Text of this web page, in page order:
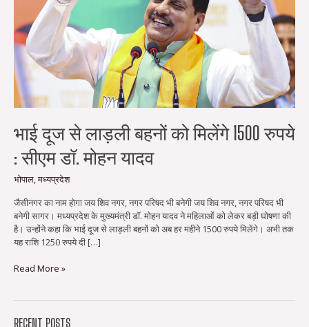
भाई दूज से लाड़ली बहनों को मिलेंगे 1500 रुपये
: सीएम डॉ. मोहन यादव
भोपाल,मध्यप्रदेश
जैसीनगर का नाम होगा जय शिव नगर, नगर परिषद भी बनेगी जय शिव नगर, नगर परिषद भी
बनेगी सागर। मध्यप्रदेश के मुख्यमंत्री डॉ. मोहन यादव ने महिलाओं को लेकर बड़ी घोषणा की
है। उन्होंने कहा कि भाई दूज से लाड़ली बहनों को अब हर महीने 1500 रुपये मिलेंगे। अभी तक
यह राशि 1250 रुपये दी […]
:
सीएम
मोहन
यादव
Read More »
RECENT POSTS